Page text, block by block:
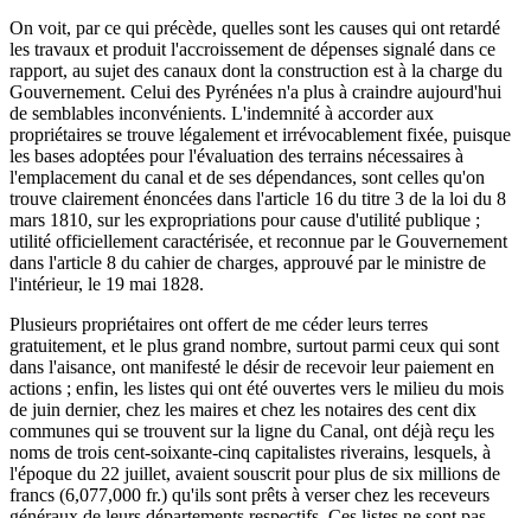
On voit, par ce qui précède, quelles sont les causes qui ont retardé
les travaux et produit l'accroissement de dépenses signalé dans ce
rapport, au sujet des canaux dont la construction est à la charge du
Gouvernement. Celui des Pyrénées n'a plus à craindre aujourd'hui
de semblables inconvénients. L'indemnité à accorder aux
propriétaires se trouve légalement et irrévocablement fixée, puisque
les bases adoptées pour l'évaluation des terrains nécessaires à
l'emplacement du canal et de ses dépendances, sont celles qu'on
trouve clairement énoncées dans l'article 16 du titre 3 de la loi du 8
mars 1810, sur les expropriations pour cause d'utilité publique ;
utilité officiellement caractérisée, et reconnue par le Gouvernement
dans l'article 8 du cahier de charges, approuvé par le ministre de
l'intérieur, le 19 mai 1828.
Plusieurs propriétaires ont offert de me céder leurs terres
gratuitement, et le plus grand nombre, surtout parmi ceux qui sont
dans l'aisance, ont manifesté le désir de recevoir leur paiement en
actions ; enfin, les listes qui ont été ouvertes vers le milieu du mois
de juin dernier, chez les maires et chez les notaires des cent dix
communes qui se trouvent sur la ligne du Canal, ont déjà reçu les
noms de trois cent-soixante-cinq capitalistes riverains, lesquels, à
l'époque du 22 juillet, avaient souscrit pour plus de six millions de
francs (6,077,000 fr.) qu'ils sont prêts à verser chez les receveurs